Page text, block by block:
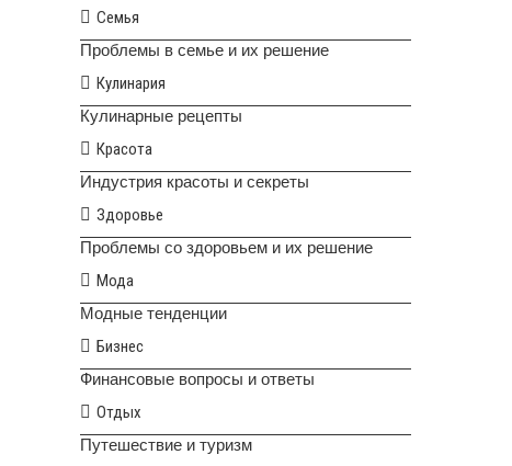
Семья
Проблемы в семье и их решение
Кулинария
Кулинарные рецепты
Красота
Индустрия красоты и секреты
Здоровье
Проблемы со здоровьем и их решение
Мода
Модные тенденции
Бизнес
Финансовые вопросы и ответы
Отдых
Путешествие и туризм